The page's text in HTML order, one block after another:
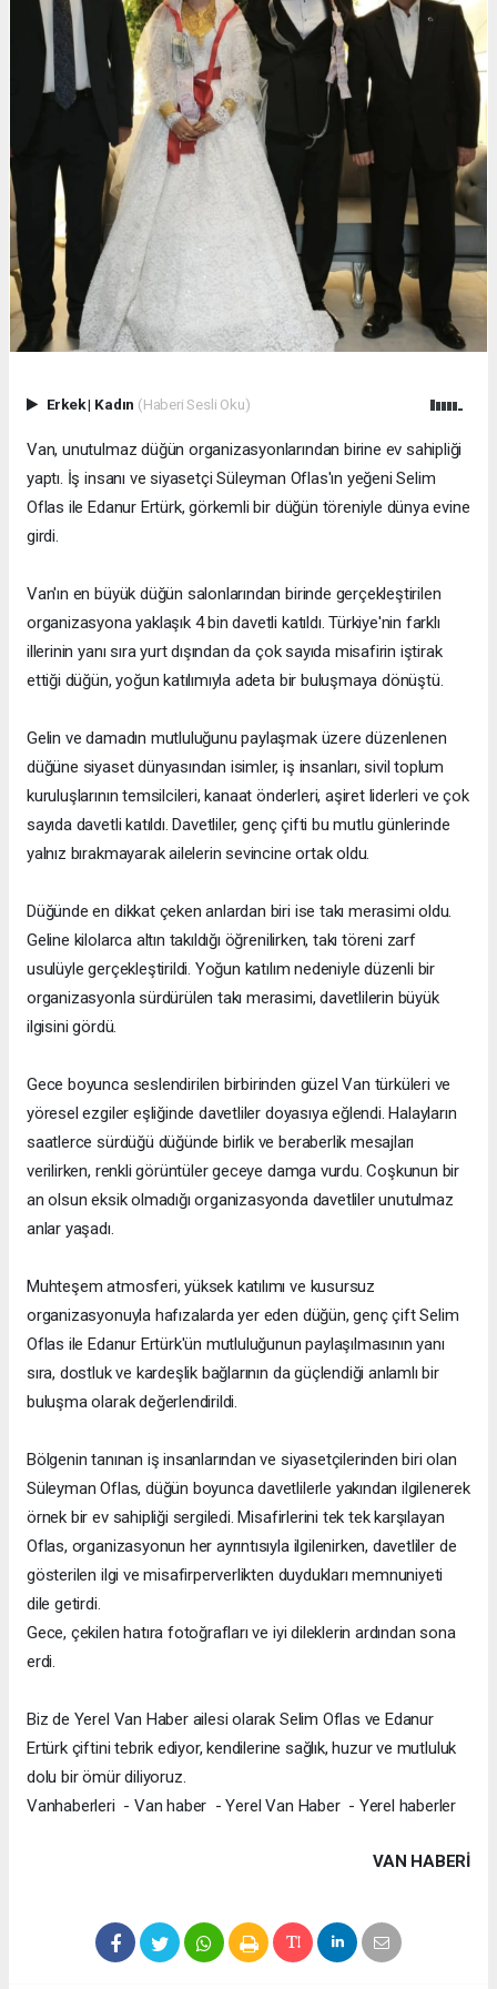
Erkek| Kadın (Haberi Sesli Oku)
Van, unutulmaz düğün organizasyonlarından birine ev sahipliği
yaptı. İş insanı ve siyasetçi Süleyman Oflas'ın yeğeni Selim
Oflas ile Edanur Ertürk, görkemli bir düğün töreniyle dünya evine
girdi.
Van'ın en büyük düğün salonlarından birinde gerçekleştirilen
organizasyona yaklaşık 4 bin davetli katıldı. Türkiye'nin farklı
illerinin yanı sıra yurt dışından da çok sayıda misafirin iştirak
ettiği düğün, yoğun katılımıyla adeta bir buluşmaya dönüştü.
Gelin ve damadın mutluluğunu paylaşmak üzere düzenlenen
düğüne siyaset dünyasından isimler, iş insanları, sivil toplum
kuruluşlarının temsilcileri, kanaat önderleri, aşiret liderleri ve çok
sayıda davetli katıldı. Davetliler, genç çifti bu mutlu günlerinde
yalnız bırakmayarak ailelerin sevincine ortak oldu.
Düğünde en dikkat çeken anlardan biri ise takı merasimi oldu.
Geline kilolarca altın takıldığı öğrenilirken, takı töreni zarf
usulüyle gerçekleştirildi. Yoğun katılım nedeniyle düzenli bir
organizasyonla sürdürülen takı merasimi, davetlilerin büyük
ilgisini gördü.
Gece boyunca seslendirilen birbirinden güzel Van türküleri ve
yöresel ezgiler eşliğinde davetliler doyasıya eğlendi. Halayların
saatlerce sürdüğü düğünde birlik ve beraberlik mesajları
verilirken, renkli görüntüler geceye damga vurdu. Coşkunun bir
an olsun eksik olmadığı organizasyonda davetliler unutulmaz
anlar yaşadı.
Muhteşem atmosferi, yüksek katılımı ve kusursuz
organizasyonuyla hafızalarda yer eden düğün, genç çift Selim
Oflas ile Edanur Ertürk'ün mutluluğunun paylaşılmasının yanı
sıra, dostluk ve kardeşlik bağlarının da güçlendiği anlamlı bir
buluşma olarak değerlendirildi.
Bölgenin tanınan iş insanlarından ve siyasetçilerinden biri olan
Süleyman Oflas, düğün boyunca davetlilerle yakından ilgilenerek
örnek bir ev sahipliği sergiledi. Misafirlerini tek tek karşılayan
Oflas, organizasyonun her ayrıntısıyla ilgilenirken, davetliler de
gösterilen ilgi ve misafirperverlikten duydukları memnuniyeti
dile getirdi.
Gece, çekilen hatıra fotoğrafları ve iyi dileklerin ardından sona
erdi.
Biz de Yerel Van Haber ailesi olarak Selim Oflas ve Edanur
Ertürk çiftini tebrik ediyor, kendilerine sağlık, huzur ve mutluluk
dolu bir ömür diliyoruz.
Vanhaberleri - Van haber - Yerel Van Haber - Yerel haberler
VAN HABERİ